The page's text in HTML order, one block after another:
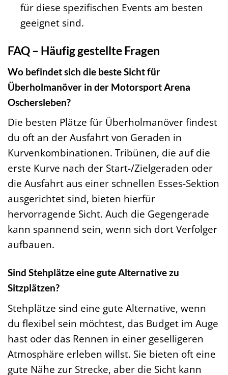
für diese spezifischen Events am besten
geeignet sind.
FAQ – Häufig gestellte Fragen
Wo befindet sich die beste Sicht für
Überholmanöver in der Motorsport Arena
Oschersleben?
Die besten Plätze für Überholmanöver findest
du oft an der Ausfahrt von Geraden in
Kurvenkombinationen. Tribünen, die auf die
erste Kurve nach der Start-/Zielgeraden oder
die Ausfahrt aus einer schnellen Esses-Sektion
ausgerichtet sind, bieten hierfür
hervorragende Sicht. Auch die Gegengerade
kann spannend sein, wenn sich dort Verfolger
aufbauen.
Sind Stehplätze eine gute Alternative zu
Sitzplätzen?
Stehplätze sind eine gute Alternative, wenn
du flexibel sein möchtest, das Budget im Auge
hast oder das Rennen in einer geselligeren
Atmosphäre erleben willst. Sie bieten oft eine
gute Nähe zur Strecke, aber die Sicht kann